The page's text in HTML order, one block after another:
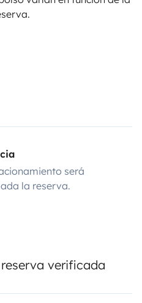
será
la reserva.
verificada